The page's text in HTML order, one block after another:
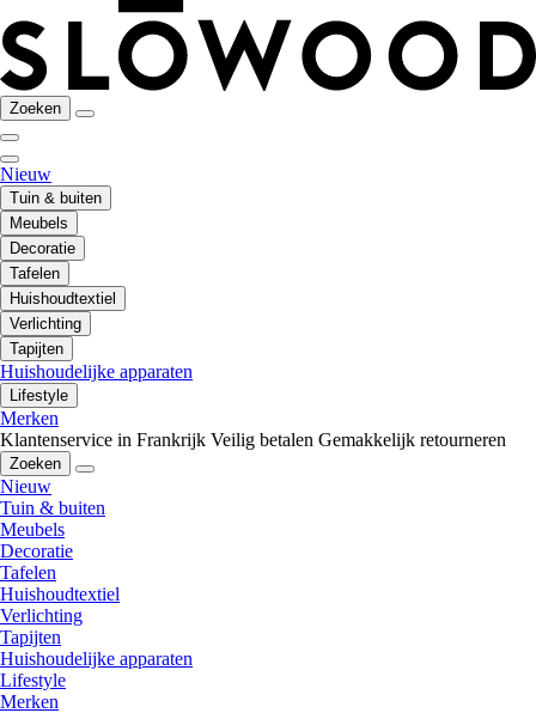
Zoeken
Nieuw
Tuin & buiten
Meubels
Decoratie
Tafelen
Huishoudtextiel
Verlichting
Tapijten
Huishoudelijke apparaten
Lifestyle
Merken
Klantenservice in Frankrijk Veilig betalen Gemakkelijk retourneren
Zoeken
Nieuw
Tuin & buiten
Meubels
Decoratie
Tafelen
Huishoudtextiel
Verlichting
Tapijten
Huishoudelijke apparaten
Lifestyle
Merken